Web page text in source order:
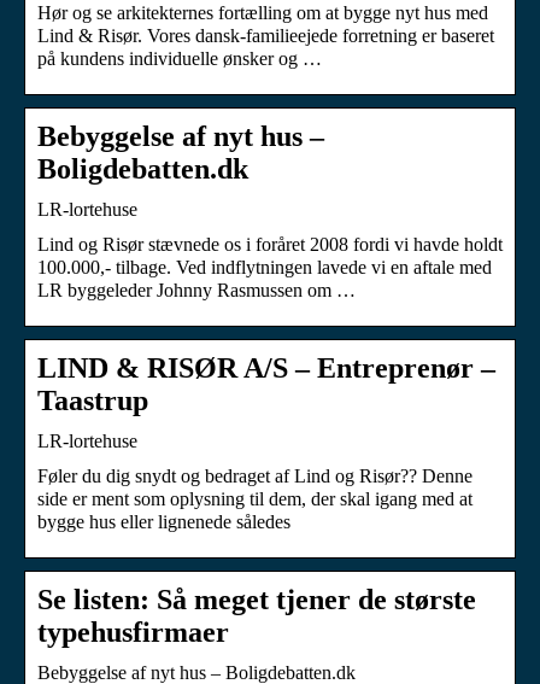
Hør og se arkitekternes fortælling om at bygge nyt hus med
Lind & Risør. Vores dansk-familieejede forretning er baseret
på kundens individuelle ønsker og …
Bebyggelse af nyt hus –
Boligdebatten.dk
LR-lortehuse
Lind og Risør stævnede os i foråret 2008 fordi vi havde holdt
100.000,- tilbage. Ved indflytningen lavede vi en aftale med
LR byggeleder Johnny Rasmussen om …
LIND & RISØR A/S – Entreprenør –
Taastrup
LR-lortehuse
Føler du dig snydt og bedraget af Lind og Risør?? Denne
side er ment som oplysning til dem, der skal igang med at
bygge hus eller lignenede således
Se listen: Så meget tjener de største
typehusfirmaer
Bebyggelse af nyt hus – Boligdebatten.dk